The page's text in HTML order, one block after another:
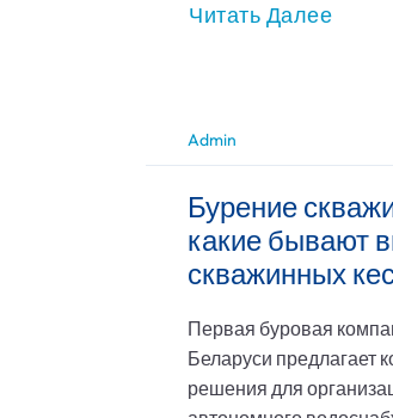
Читать Далее
Admin
Бурение
какие бывают
скважинных
Первая буровая
Беларуси предлагает
решения для